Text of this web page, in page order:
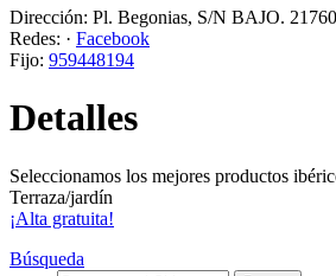
Dirección: Pl. Begonias, S/N BAJO. 21760
Redes: · Facebook
Fijo: 959448194
Detalles
Seleccionamos los mejores productos
Terraza/jardín
¡Alta gratuita!
Búsqueda